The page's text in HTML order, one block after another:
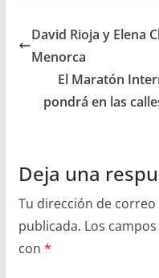
David Rioja y Elena
Menorca
El Maratón
pondrá en las
Deja una
Tu dirección de
publicada. Los
con *